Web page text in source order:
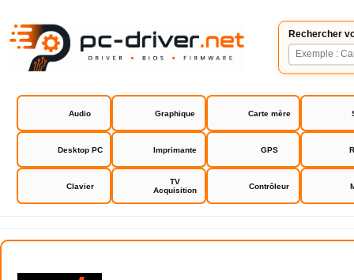
Rechercher
Audio Graphique Carte mère
Desktop PC Imprimante GPS
Clavier
TV
Acquisition
Contrôleur
Tenda